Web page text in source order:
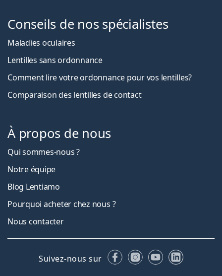
Conseils de nos spécialistes
Maladies oculaires
Lentilles sans ordonnance
Comment lire votre ordonnance pour vos lentilles?
Comparaison des lentilles de contact
À propos de nous
Qui sommes-nous ?
Notre équipe
Blog Lentiamo
Pourquoi acheter chez nous ?
Nous contacter
Suivez-nous sur FacebookInstagram
YouTubeLinkedIn